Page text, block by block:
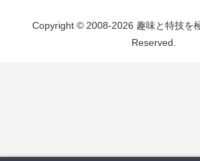
Copyright © 2008-2026 趣味と特技を
Reserved.